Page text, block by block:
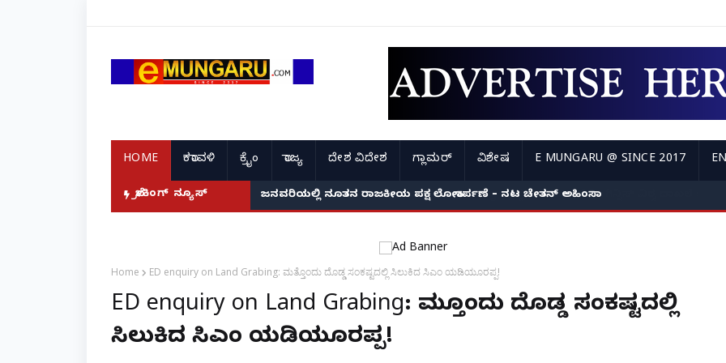
HOME ಕರಾವಳಿ ಕ್ರೈಂ ರಾಜ್ಯ ದೇಶ ವಿದೇಶ ಗ್ಲಾಮರ್ ವಿಶೇಷ E MUNGARU @ SINCE 2017
ಬ್ರೇಕಿಂಗ್ ನ್ಯೂಸ್ ಜನವರಿಯಲ್ಲಿ ನೂತನ ರಾಜಕೀಯ ಪಕ್ಷ ಲೋಕಾರ್ಪಣೆ – ನಟ ಚೇತನ್ ಅಹಿಂಸಾ
Home ED enquiry on Land Grabing: ಮತ್ತೊಂದು ದೊಡ್ಡ ಸಂಕಷ್ಟದಲ್ಲಿ ಸಿಲುಕಿದ ಸಿಎಂ ಯಡಿಯೂರಪ್ಪ!
ED enquiry on Land Grabing: ಮತ್ತೊಂದು ದೊಡ್ಡ ಸಂಕಷ್ಟದಲ್ಲಿ
ಸಿಲುಕಿದ ಸಿಎಂ ಯಡಿಯೂರಪ್ಪ!